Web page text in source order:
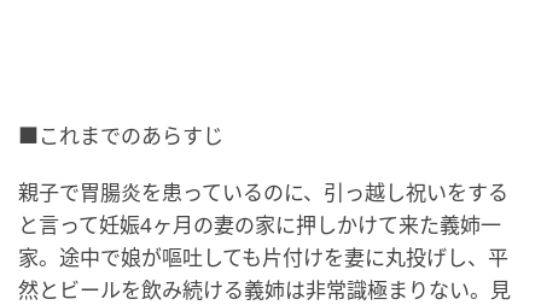
■これまでのあらすじ
親子で胃腸炎を患っているのに、引っ越し祝いをする
と言って妊娠4ヶ月の妻の家に押しかけて来た義姉一
家。途中で娘が嘔吐しても片付けを妻に丸投げし、平
然とビールを飲み続ける義姉は非常識極まりない。見